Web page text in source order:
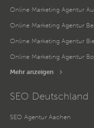
Online Marketing Agentur
Online Marketing Agentur
Online Marketing Agentur
Online Marketing Agentur
Mehr anzeigen
SEO Deutschland
SEO Agentur Aachen